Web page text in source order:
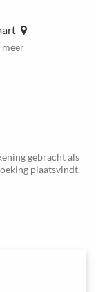
meer
plaatsvindt.